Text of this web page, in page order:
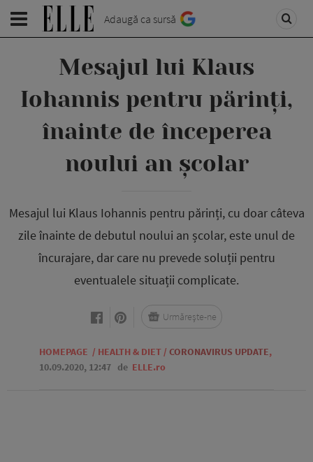
Adaugă ca sursă
Mesajul lui Klaus
Iohannis pentru părinți,
înainte de începerea
noului an școlar
Mesajul lui Klaus Iohannis pentru părinți, cu doar câteva
zile înainte de debutul noului an școlar, este unul de
încurajare, dar care nu prevede soluții pentru
eventualele situații complicate.
HOMEPAGE / HEALTH & DIET / CORONAVIRUS UPDATE,
10.09.2020, 12:47 de ELLE.ro
Urmărește-ne